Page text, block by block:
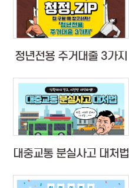
청년전용 주거대출 3가지
대중교통 분실사고 대처법